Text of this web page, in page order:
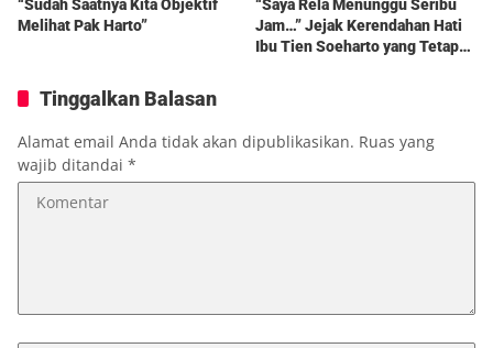
“Sudah Saatnya Kita Objektif
Melihat Pak Harto”
“Saya Rela Menunggu Seribu
Jam…” Jejak Kerendahan Hati
Ibu Tien Soeharto yang Tetap
Tinggalkan Balasan
Alamat email Anda tidak akan dipublikasikan. Ruas yang
wajib ditandai *